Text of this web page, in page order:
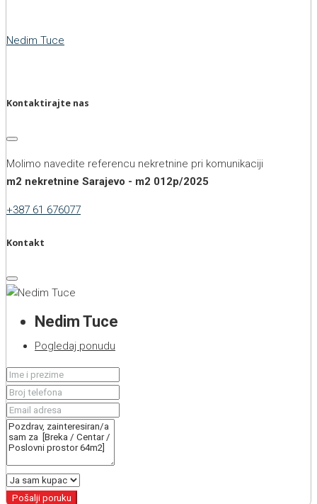
Nedim Tuce
Kontaktirajte nas
Molimo navedite referencu nekretnine pri komunikaciji
m2 nekretnine Sarajevo - m2 012p/2025
+387 61 676077
Kontakt
Nedim Tuce
Pogledaj ponudu
Pošalji poruku